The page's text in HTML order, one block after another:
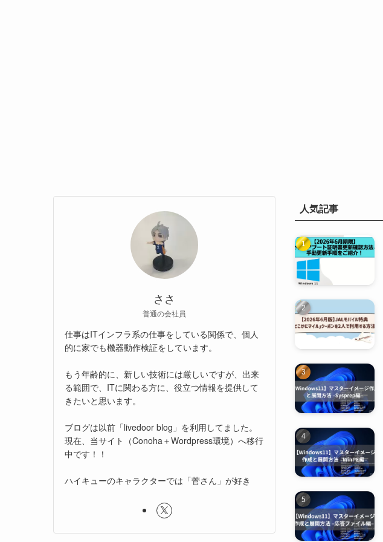
ささ
普通の会社員
仕事はITインフラ系の仕事をしている関係で、個人
的に家でも機器動作検証をしています。
もう年齢的に、新しい技術には厳しいですが、出来
る範囲で、ITに関わる方に、役立つ情報を提供して
きたいと思います。
ブログは以前「livedoor blog」を利用してました。
現在、当サイト（Conoha＋Wordpress環境）へ移行
中です！！
ハイキューのキャラクターでは「菅さん」が好き
人気記事